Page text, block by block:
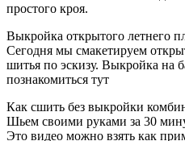
простого кроя.
Выкройка открытого летнего
Сегодня мы смакетируем
шитья по эскизу. Выкройка на
познакомиться тут
Как сшить без выкройки
Шьем своими руками за 30
Это видео можно взять как